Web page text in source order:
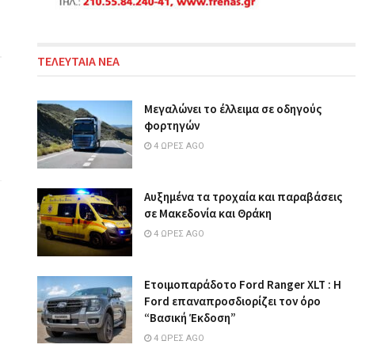
ΤΕΛΕΥΤΑΙΑ ΝΕΑ
Μεγαλώνει το έλλειμα σε οδηγούς
φορτηγών
4 ΏΡΕΣ AGO
Αυξημένα τα τροχαία και παραβάσεις
σε Μακεδονία και Θράκη
4 ΏΡΕΣ AGO
Ετοιμοπαράδοτο Ford Ranger XLT : Η
Ford επαναπροσδιορίζει τον όρο
“Βασική Έκδοση”
4 ΏΡΕΣ AGO